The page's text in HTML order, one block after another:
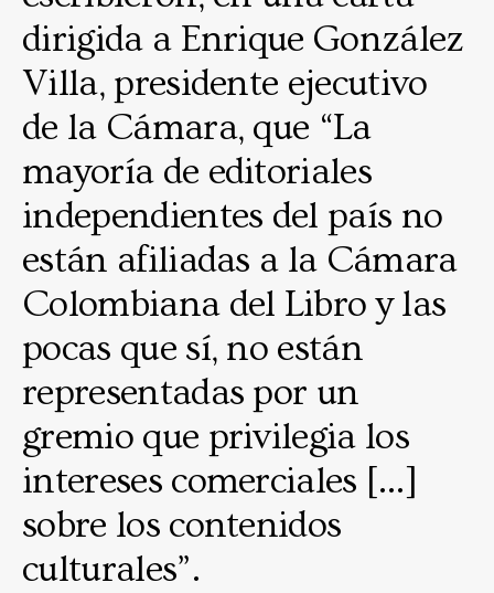
dirigida a Enrique González
Villa, presidente ejecutivo
de la Cámara, que “La
mayoría de editoriales
independientes del país no
están afiliadas a la Cámara
Colombiana del Libro y las
pocas que sí, no están
representadas por un
gremio que privilegia los
intereses comerciales […]
sobre los contenidos
culturales”.